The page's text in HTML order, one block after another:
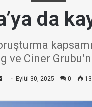
da
Ciner
posta
Eylül 30, 2025 0